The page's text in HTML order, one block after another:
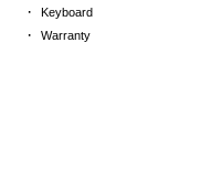
· Keyboard
· Warranty